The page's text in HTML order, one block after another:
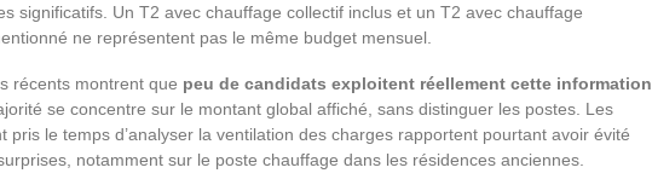
significatifs. Un T2 avec chauffage collectif inclus et un T2 avec chauffage
ne représentent pas le même budget mensuel.
récents montrent que peu de candidats exploitent réellement cette information
se concentre sur le montant global affiché, sans distinguer les postes. Les
pris le temps d’analyser la ventilation des charges rapportent pourtant avoir évité
notamment sur le poste chauffage dans les résidences anciennes.